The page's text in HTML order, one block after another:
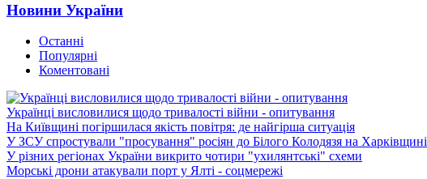
Новини України
Останні
Популярні
Коментовані
Українці висловилися щодо тривалості війни - опитування
На Київщині погіршилася якість повітря: де найгірша ситуація
У ЗСУ спростували "просування" росіян до Білого Колодязя на Харківщині
У різних регіонах України викрито чотири "ухилянтські" схеми
Морські дрони атакували порт у Ялті - соцмережі